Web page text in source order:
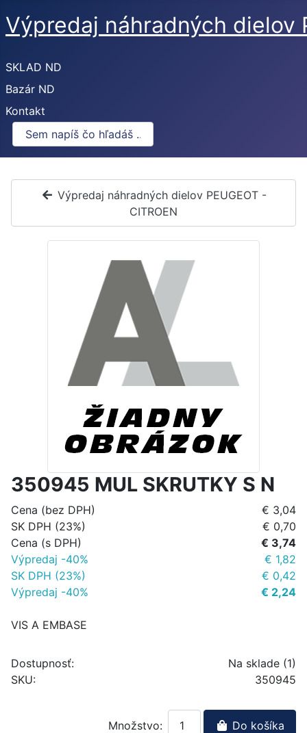
Výpredaj náhradných dielov
SKLAD ND
Bazár ND
Kontakt
Výpredaj náhradných dielov PEUGEOT -
CITROEN
350945 MUL SKRUTKY S N
Cena (bez DPH)
€ 3,04
SK DPH (23%)
€ 0,70
Cena (s DPH)
€ 3,74
Výpredaj -40%
€ 1,82
SK DPH (23%)
€ 0,42
Výpredaj -40%
€ 2,24
VIS A EMBASE
Dostupnosť:
Na sklade (1)
SKU:
350945
Množstvo: Do košíka